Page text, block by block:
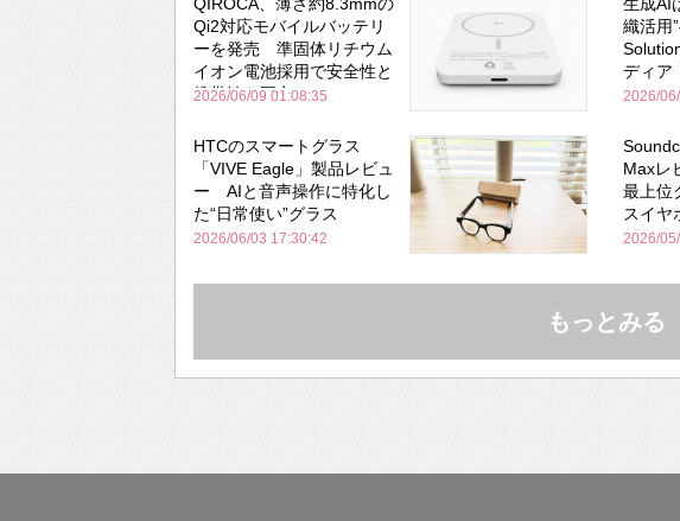
QIROCA、薄さ約8.3mmの
Qi2対応モバイルバッテリ
ーを発売 準固体リチウム
イオン電池採用で安全性と
携帯性を両立
2026/06/09 01:08:35
生成AI
織活用
ディア
2026/
HTCのスマートグラス
「VIVE Eagle」製品レビュ
ー AIと音声操作に特化し
た“日常使い”グラス
2026/06/03 17:30:42
Maxレ
最上位
スイヤ
づらい
Bose
2026/
もっとみる